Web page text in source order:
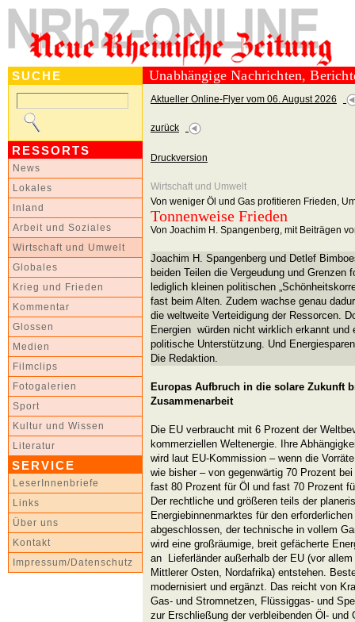
SUCHE
RESSORTS
News
Lokales
Inland
Arbeit und Soziales
Wirtschaft und Umwelt
Globales
Krieg und Frieden
Kommentar
Glossen
Medien
Filmclips
Fotogalerien
Sport
Kultur und Wissen
Literatur
SERVICE
LeserInnenbriefe
Links
Über uns
Kontakt
Impressum/Datenschutz
Unabhängige Nachrichten,
Aktueller Online-Flyer vom 06. August 2026
zurück
Druckversion
Wirtschaft und Umwelt
Von weniger Öl und Gas profitieren Frieden,
Tonnenweise Frieden
Von Joachim H. Spangenberg, mit Beiträgen
Joachim H. Spangenberg und Detlef
beiden Teilen die Vergeudung und Grenzen
lediglich kleinen politischen
fast beim Alten. Zudem wachse genau
die weltweite Verteidigung der Ressorcen.
Energien würden nicht wirklich erkannt und
politische Unterstützung. Und
Die Redaktion.
Europas Aufbruch in die solare Zukunft
Zusammenarbeit
Die EU verbraucht mit 6 Prozent der
kommerziellen Weltenergie. Ihre
wird laut EU-Kommission – wenn die
wie bisher – von gegenwärtig 70 Prozent
fast 80 Prozent für Öl und fast 70 Prozent
Der rechtliche und größeren teils der
Energiebinnenmarktes für den
abgeschlossen, der technische in vollem
wird eine großräumige, breit gefächerte
an Lieferländer außerhalb der EU (vor
Mittlerer Osten, Nordafrika) entstehen.
modernisiert und ergänzt. Das reicht von
Gas- und Stromnetzen, Flüssiggas- und
zur Erschließung der verbleibenden Öl- und